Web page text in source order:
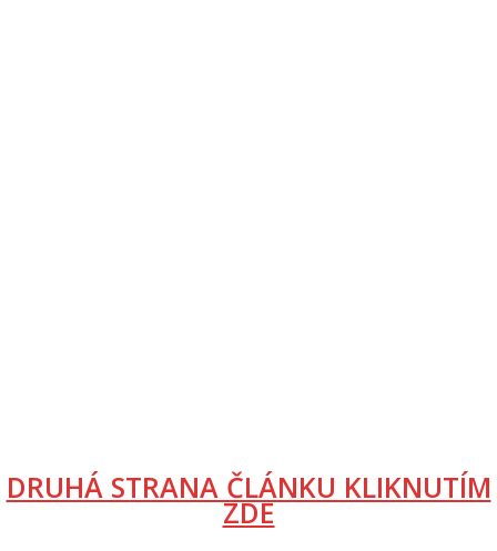
DRUHÁ STRANA ČLÁNKU KLIKNUTÍM
ZDE